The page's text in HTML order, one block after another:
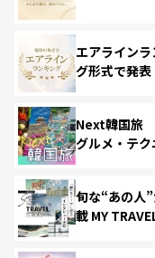
エアライン
グ形式で発表
Next韓国旅
グルメ・テク
旬な“あの人
載 MY